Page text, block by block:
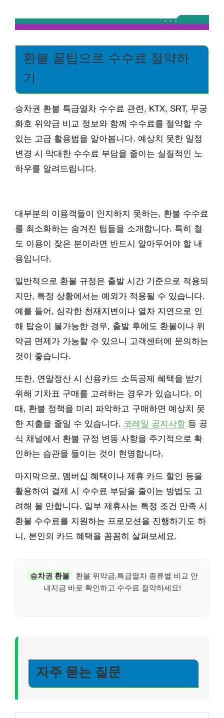
환불 꿀팁으로 수수료 절약하
기
승차권 환불 특급열차 수수료 관련, KTX, SRT, 무궁
화호 위약금 비교 정보와 함께 수수료를 절약할 수
있는 고급 활용법을 알아봅니다. 예상치 못한 일정
변경 시 막대한 수수료 부담을 줄이는 실질적인 노
하우를 알려드립니다.
대부분의 이용객들이 인지하지 못하는, 환불 수수료
를 최소화하는 숨겨진 팁들을 소개합니다. 특히 철
도 이용이 잦은 분이라면 반드시 알아두어야 할 내
용입니다.
일반적으로 환불 규정은 출발 시간 기준으로 적용되
지만, 특정 상황에서는 예외가 적용될 수 있습니다.
예를 들어, 심각한 천재지변이나 열차 지연으로 인
해 탑승이 불가능한 경우, 출발 후에도 환불이나 위
약금 면제가 가능할 수 있으니 고객센터에 문의하는
것이 좋습니다.
또한, 연말정산 시 신용카드 소득공제 혜택을 받기
위해 기차표 구매를 고려하는 경우가 있습니다. 이
때, 환불 정책을 미리 파악하고 구매하면 예상치 못
한 지출을 줄일 수 있습니다. 코레일 공지사항 등 공
식 채널에서 환불 규정 변동 사항을 주기적으로 확
인하는 습관을 들이는 것이 현명합니다.
마지막으로, 멤버십 혜택이나 제휴 카드 할인 등을
활용하여 결제 시 수수료 부담을 줄이는 방법도 고
려해 볼 만합니다. 일부 제휴사는 특정 조건 만족 시
환불 수수료를 지원하는 프로모션을 진행하기도 하
니, 본인의 카드 혜택을 꼼꼼히 살펴보세요.
승차권 환불
환불 위약금,특급열차 종류별 비교 안
내지금 바로 확인하고 수수료 절약하세요!
자주 묻는 질문